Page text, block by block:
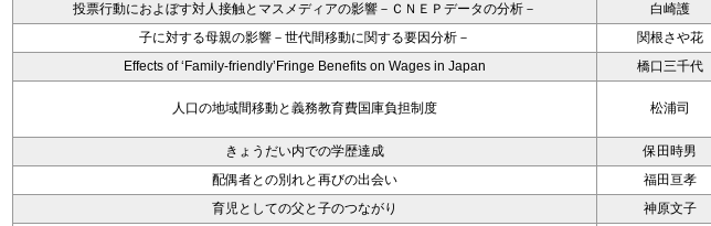
投票行動におよぼす対人接触とマスメディアの影響－ＣＮＥＰデータの分析－
白崎護
子に対する母親の影響－世代間移動に関する要因分析－
関根さや花
Effects of ‘Family-friendly’Fringe Benefits on Wages in Japan
橋口三千代
人口の地域間移動と義務教育費国庫負担制度 松浦司
きょうだい内での学歴達成
保田時男
配偶者との別れと再びの出会い
福田亘孝
育児としての父と子のつながり
神原文子